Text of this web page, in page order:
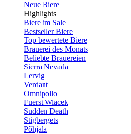
Neue Biere
Highlights
Biere im Sale
Bestseller Biere
Top bewertete Biere
Brauerei des Monats
Beliebte Brauereien
Sierra Nevada
Lervig
Verdant
Omnipollo
Fuerst Wiacek
Sudden Death
Stigbergets
Põhjala